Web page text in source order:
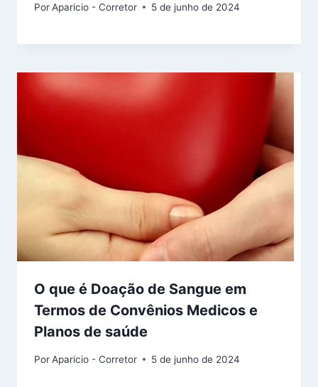
PorAparicio - Corretor 5 de junho de 2024
O que é Doação de Sangue em
Termos de Convênios Medicos e
Planos de saúde
PorAparicio - Corretor 5 de junho de 2024